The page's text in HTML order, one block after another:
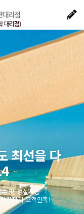
최선을 다
및 성실시공
격까지 고객만족!